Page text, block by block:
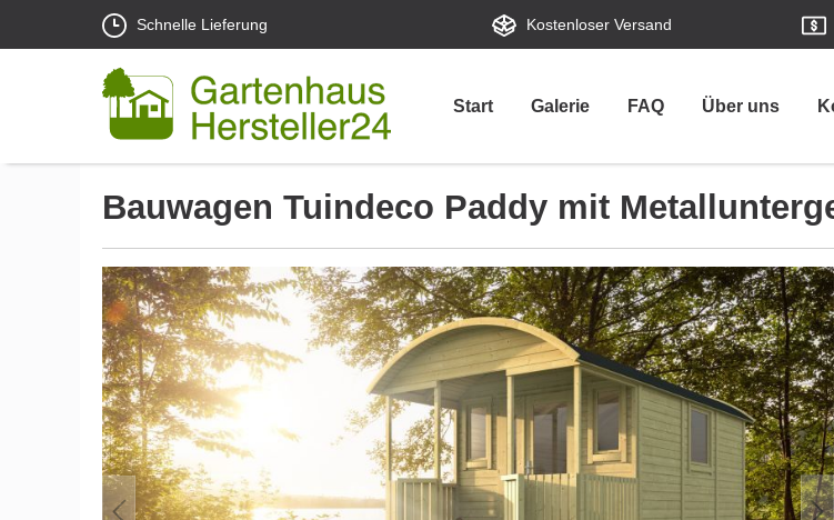
Schnelle Lieferung Kostenloser Versand
Start Galerie FAQ Über uns
Bauwagen Tuindeco Paddy mit